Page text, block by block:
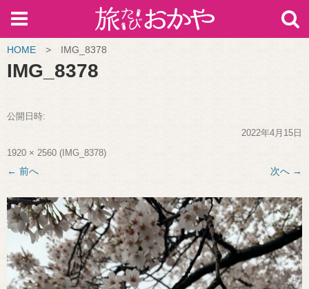
HOME > IMG_8378
IMG_8378
公開日時:
2022年4月15日
1920 × 2560 ( IMG_8378)
← 前へ 次へ →